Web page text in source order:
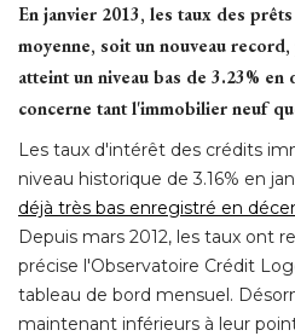
En janvier 2013, les taux des
moyenne, soit un nouveau
atteint un niveau bas de 3.23%
concerne tant l'immobilier neuf
Les taux d'intérêt des crédits
niveau historique de 3.16% en
déjà très bas enregistré en
Depuis mars 2012, les taux ont
précise l'Observatoire Crédit
tableau de bord mensuel.
maintenant inférieurs à leur